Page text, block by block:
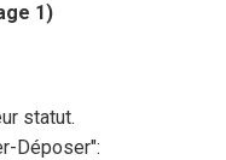
1)
statut.
Déposer":